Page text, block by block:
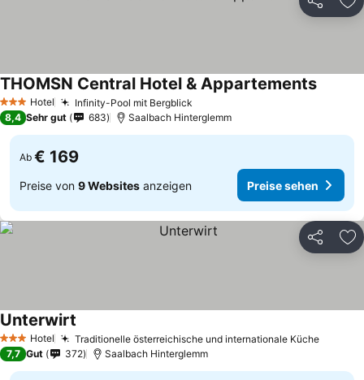
Teilen
3 SterneHotel Infinity-Pool mit Bergblick
THOMSN Central Hotel & Appartements
8,4 Sehr gut 683 Saalbach Hinterglemm
Ab € 169
Preise von 9 Websites anzeigen Preise sehen
Teilen
3 SterneHotel Traditionelle österreichische und internationale Küche
Unterwirt
7,7 Gut 372 Saalbach Hinterglemm